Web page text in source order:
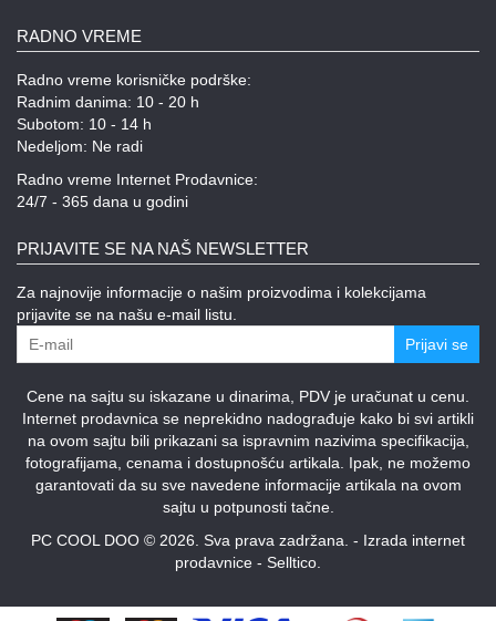
RADNO VREME
Radno vreme korisničke podrške:
Radnim danima: 10 - 20 h
Subotom: 10 - 14 h
Nedeljom: Ne radi
Radno vreme Internet Prodavnice:
24/7 - 365 dana u godini
PRIJAVITE SE NA NAŠ NEWSLETTER
Za najnovije informacije o našim proizvodima i kolekcijama
prijavite se na našu e-mail listu.
Prijavi se
Cene na sajtu su iskazane u dinarima, PDV je uračunat u cenu.
Internet prodavnica se neprekidno nadograđuje kako bi svi artikli
na ovom sajtu bili prikazani sa ispravnim nazivima specifikacija,
fotografijama, cenama i dostupnošću artikala. Ipak, ne možemo
garantovati da su sve navedene informacije artikala na ovom
sajtu u potpunosti tačne.
PC COOL DOO © 2026. Sva prava zadržana. - Izrada internet
prodavnice - Selltico.